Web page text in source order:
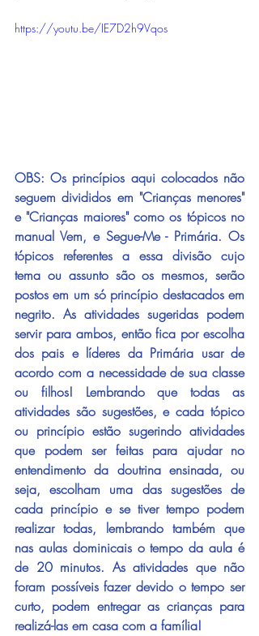
https://youtu.be/IE7D2h9Vqos
OBS: Os princípios aqui colocados não
seguem divididos em "Crianças menores"
e "Crianças maiores" como os tópicos no
manual Vem, e Segue-Me - Primária. Os
tópicos referentes a essa divisão cujo
tema ou assunto são os mesmos, serão
postos em um só princípio destacados em
negrito. As atividades sugeridas podem
servir para ambos, então fica por escolha
dos pais e líderes da Primária usar de
acordo com a necessidade de sua classe
ou filhos! Lembrando que todas as
atividades são sugestões, e cada tópico
ou princípio estão sugerindo atividades
que podem ser feitas para ajudar no
entendimento da doutrina ensinada, ou
seja, escolham uma das sugestões de
cada princípio e se tiver tempo podem
realizar todas, lembrando também que
nas aulas dominicais o tempo da aula é
de 20 minutos. As atividades que não
foram possíveis fazer devido o tempo ser
curto, podem entregar as crianças para
realizá-las em casa com a família!